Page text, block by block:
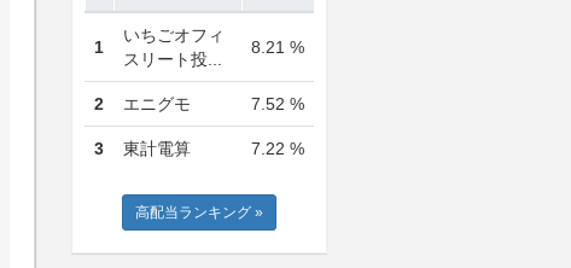
1
いちごオフィ
スリート投...
8.21 %
2 エニグモ 7.52 %
3 東計電算 7.22 %
高配当ランキング »